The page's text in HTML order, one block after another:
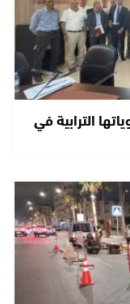
الترابية في